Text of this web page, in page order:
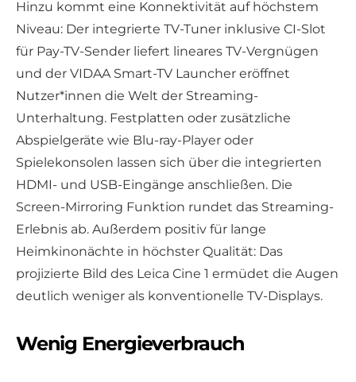
Hinzu kommt eine Konnektivität auf höchstem
Niveau: Der integrierte TV-Tuner inklusive CI-Slot
für Pay-TV-Sender liefert lineares TV-Vergnügen
und der VIDAA Smart-TV Launcher eröffnet
Nutzer*innen die Welt der Streaming-
Unterhaltung. Festplatten oder zusätzliche
Abspielgeräte wie Blu-ray-Player oder
Spielekonsolen lassen sich über die integrierten
HDMI- und USB-Eingänge anschließen. Die
Screen-Mirroring Funktion rundet das Streaming-
Erlebnis ab. Außerdem positiv für lange
Heimkinonächte in höchster Qualität: Das
projizierte Bild des Leica Cine 1 ermüdet die Augen
deutlich weniger als konventionelle TV-Displays.
Wenig Energieverbrauch